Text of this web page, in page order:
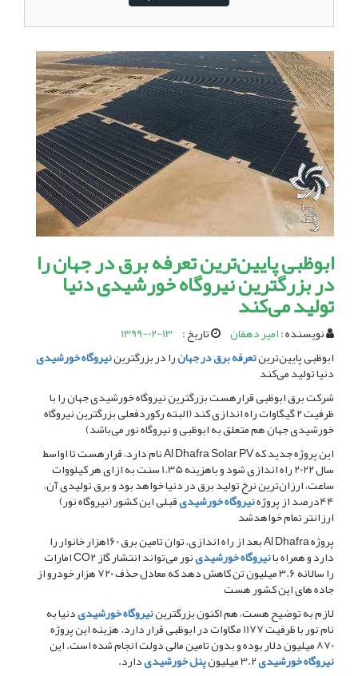
ابوظبی پایین‌ترین تعرفه برق در جهان را
در بزرگترین نیروگاه خورشیدی دنیا
تولید می‌کند
نویسنده :امیر دهقان تاریخ : 1399-02-13
ابوظبی پایین‌ترینتعرفه برق در جهانرا در بزرگتریننیروگاه خورشیدی
دنیا تولید می‌کند
شرکت برق ابوظبی قرارهست بزرگترین نیروگاه خورشیدی جهان را با
ظرفیت 2 گیگاوات راه اندازی کند (البته رکوردفعلی بزرگترین نیروگاه
خورشیدی جهان هم متعلق به ابوظبی و نیروگاه نور می‌باشد)
‏این پروژه جدید که Al Dhafra Solar PV نام دارد، قرارهست تا اواسط
سال 2022 راه اندازی شود و باهزینه 1.35 سنت به ازای هر کیلووات
ساعت، ارزان‌ترین نرخ تولید برق در دنیا خواهد بود و برق تولیدی آن،
44درصد از پروژه نیروگاه خورشیدیقبلی این کشور (نیروگاه نور)
ارزانتر تمام خواهدشد
‏پروژه Al Dhafra بعد از راه اندازی، توان تامین برق 160هزار خانوار را
دارد و همراه بانیروگاه خورشیدی نور می‌تواند انتشار گاز CO2 امارات
را سالانه 3.6 میلیون تن کاهش دهد که معادل حذف 720 هزار خودرو از
جاده های این کشور هست
لازم به توضیح هست، هم اکنون بزرگتریننیروگاه خورشیدیدنیا به
نام نور با ظرفیت 1177 مگاوات در ابوظبی قرار دارد. هزینه این پروژه
870 میلیون دلار بوده و بدون تامین مالی دولت انجام شده است. این
نیروگاه خورشیدی پنل خورشیدیدارد.